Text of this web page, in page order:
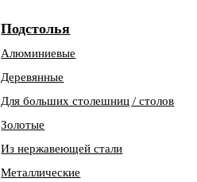
Подстолья
Алюминиевые
Деревянные
Для больших столешниц / столов
Золотые
Из нержавеющей стали
Металлические